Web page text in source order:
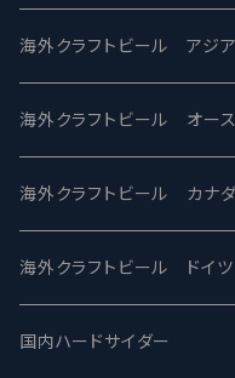
2nd Story Ale Works -セカ
ビアへるん - Beer Hearn
忽布古丹醸造 - HOP
ワイマーケットブルーイ
志賀高原ビール -
Maui マウイ
Toppling Goliath トップリ
Fair State フェアステイト
Lagunitas ラグニタス
FirestoneWalker ファイア
UnBarred -アンバード
SAIREN /サイレン
ワイルドチャイルド - Wilde
BrewDog Brewery - ブリュ
The Flying Inn / ザ フライ
海外クラフトビール アジ
gweilo-鬼佬 グウァイロ
Heart Of Darkness - ハー
Carbon brews -カーボン
TAIHU - タイフー
海外クラフトビール オース
ROCKY RIDGE - ロッキー
BODRIGGY BREWING
CO-CONSPIRATORS コ
海外クラフトビール カナダ
Jackie O's ジャッキーオ
Westbrook ウェストブル
海外クラフトビール ドイ
Karmeliten カーメリテン
国内ハードサイダー